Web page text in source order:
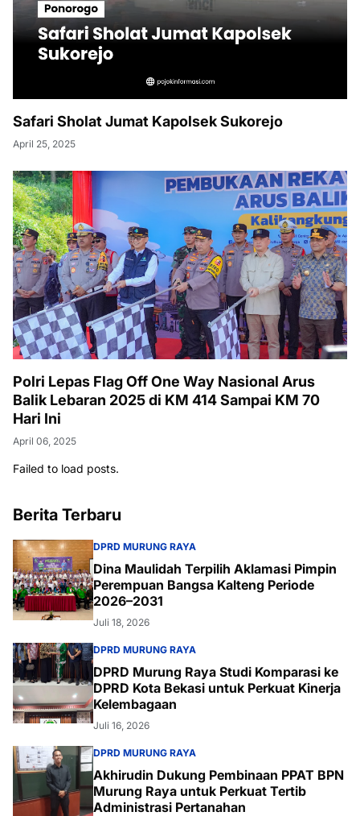
Safari Sholat Jumat Kapolsek Sukorejo
April 25, 2025
Polri Lepas Flag Off One Way Nasional Arus
Balik Lebaran 2025 di KM 414 Sampai KM 70
Hari Ini
April 06, 2025
Failed to load posts.
Berita Terbaru
DPRD MURUNG RAYA
Dina Maulidah Terpilih Aklamasi Pimpin
Perempuan Bangsa Kalteng Periode
2026–2031
Juli 18, 2026
DPRD MURUNG RAYA
DPRD Murung Raya Studi Komparasi ke
DPRD Kota Bekasi untuk Perkuat Kinerja
Kelembagaan
Juli 16, 2026
DPRD MURUNG RAYA
Akhirudin Dukung Pembinaan PPAT BPN
Murung Raya untuk Perkuat Tertib
Administrasi Pertanahan